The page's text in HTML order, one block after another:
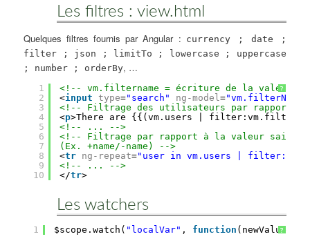
Les filtres : view.html
Quelques filtres fournis par Angular : currency ; date ;
filter ; json ; limitTo ; lowercase ; uppercase
; number ; orderBy, …
?
1
2
3
4
5
6
7
8
9
10
<!-- vm.filtername = écriture de la valeur
<input type="search" ng-model="vm.filterName"
<!-- Filtrage des utilisateurs par rapport à
<p>There are {{(vm.users |
<!-- ... -->
<!-- Filtrage par rapport à la valeur
(Ex. +name/-name) -->
<tr ng-repeat="user in vm.users |
<!-- ... -->
</tr>
Les watchers
?
1 $scope.watch( "localVar" , function (newValue,